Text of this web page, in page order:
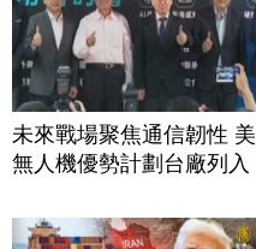
未來戰場聚焦通信韌性 美
無人機優勢計劃台廠列入